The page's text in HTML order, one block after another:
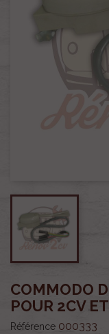
COMMODO
POUR 2CV
Référence 000333